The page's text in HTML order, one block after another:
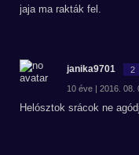
jaja ma rakták fel.
janika9701 2
10 éve | 2016. 08.
Helósztok srácok ne